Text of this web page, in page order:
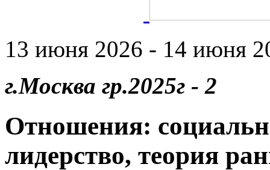
13 июня 2026 - 14 июня
г.Москва гр.2025г - 2
Отношения:
лидерство, теория